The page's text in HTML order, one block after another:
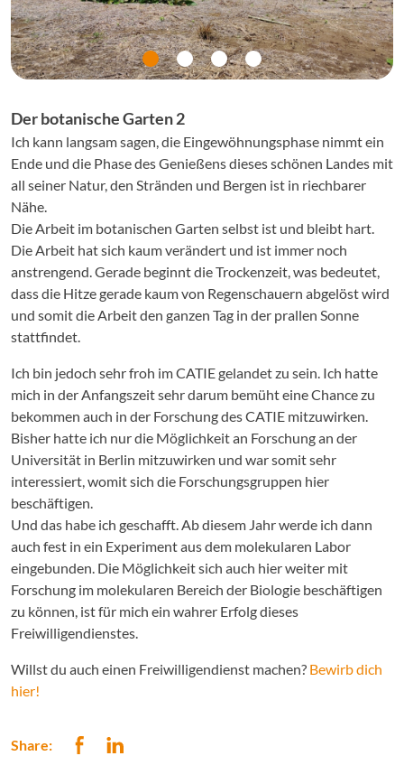
Der botanische Garten 2
Ich kann langsam sagen, die Eingewöhnungsphase nimmt ein
Ende und die Phase des Genießens dieses schönen Landes mit
all seiner Natur, den Stränden und Bergen ist in riechbarer
Nähe.
Die Arbeit im botanischen Garten selbst ist und bleibt hart.
Die Arbeit hat sich kaum verändert und ist immer noch
anstrengend. Gerade beginnt die Trockenzeit, was bedeutet,
dass die Hitze gerade kaum von Regenschauern abgelöst wird
und somit die Arbeit den ganzen Tag in der prallen Sonne
stattfindet.
Ich bin jedoch sehr froh im CATIE gelandet zu sein. Ich hatte
mich in der Anfangszeit sehr darum bemüht eine Chance zu
bekommen auch in der Forschung des CATIE mitzuwirken.
Bisher hatte ich nur die Möglichkeit an Forschung an der
Universität in Berlin mitzuwirken und war somit sehr
interessiert, womit sich die Forschungsgruppen hier
beschäftigen.
Und das habe ich geschafft. Ab diesem Jahr werde ich dann
auch fest in ein Experiment aus dem molekularen Labor
eingebunden. Die Möglichkeit sich auch hier weiter mit
Forschung im molekularen Bereich der Biologie beschäftigen
zu können, ist für mich ein wahrer Erfolg dieses
Freiwilligendienstes.
Willst du auch einen Freiwilligendienst machen? Bewirb dich
hier!
Share: